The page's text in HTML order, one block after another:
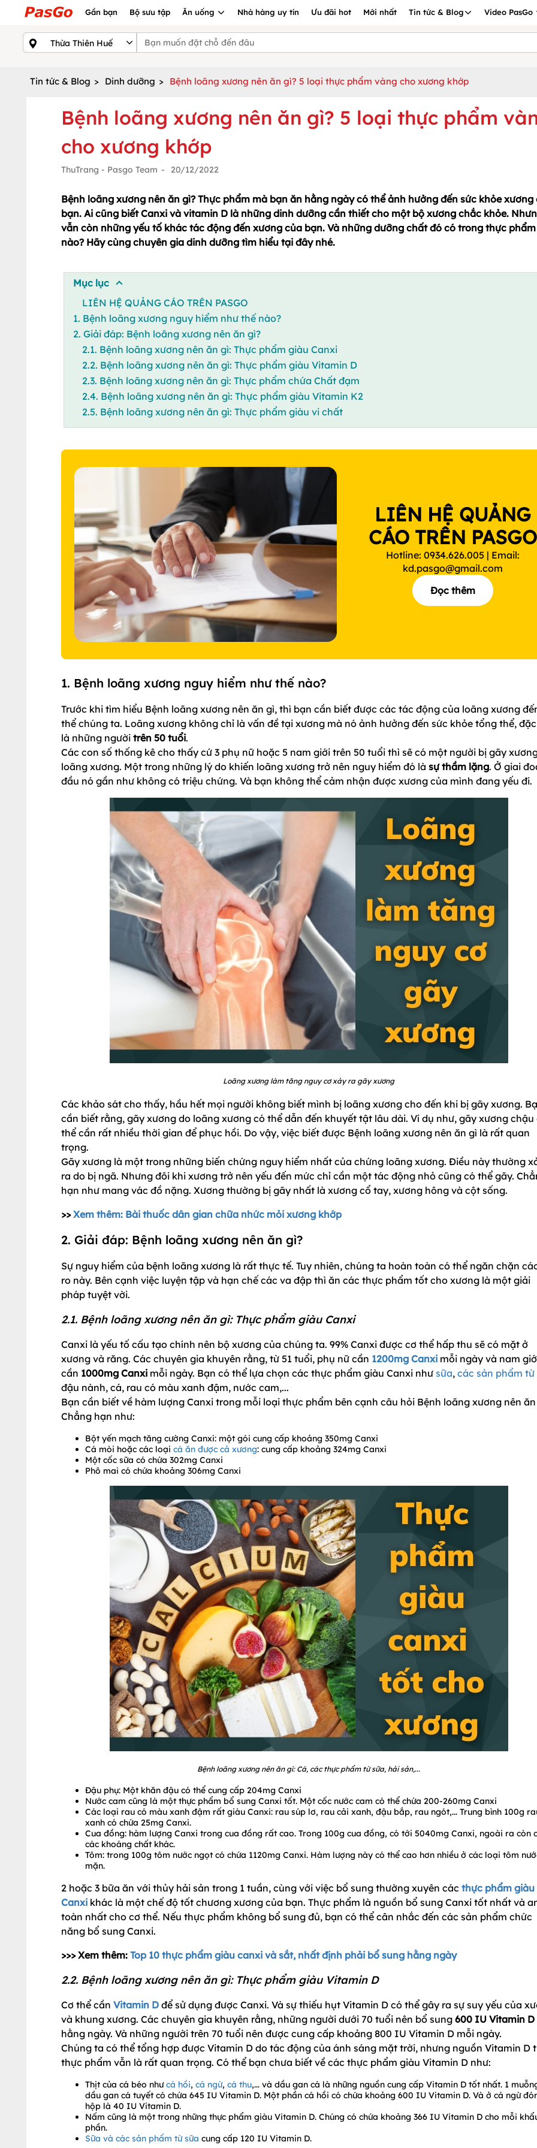
Gần bạn Bộ sưu tập Ăn uống Nhà hàng uy tín Ưu đãi hot Mới nhất Tin tức & Blog Video PasGo
Tin tức & Blog > Dinh dưỡng > Bệnh loãng xương nên ăn gì? 5 loại thực phẩm vàng cho xương khớp
Bệnh loãng xương nên ăn gì? 5 loại thực phẩm
cho xương khớp
ThuTrang - Pasgo Team - 20/12/2022
Bệnh loãng xương nên ăn gì? Thực phẩm mà bạn ăn hằng ngày có thể ảnh hưởng đến sức khỏe xương
bạn. Ai cũng biết Canxi và vitamin D là những dinh dưỡng cần thiết cho một bộ xương chắc khỏe.
vẫn còn những yếu tố khác tác động đến xương của bạn. Và những dưỡng chất đó có trong thực phẩm
nào? Hãy cùng chuyên gia dinh dưỡng tìm hiểu tại đây nhé.
Mục lục
LIÊN HỆ QUẢNG CÁO TRÊN PASGO
1. Bệnh loãng xương nguy hiểm như thế nào?
2. Giải đáp: Bệnh loãng xương nên ăn gì?
2.1. Bệnh loãng xương nên ăn gì: Thực phẩm giàu Canxi
2.2. Bệnh loãng xương nên ăn gì: Thực phẩm giàu Vitamin D
2.3. Bệnh loãng xương nên ăn gì: Thực phẩm chứa Chất đạm
2.4. Bệnh loãng xương nên ăn gì: Thực phẩm giàu Vitamin K2
2.5. Bệnh loãng xương nên ăn gì: Thực phẩm giàu vi chất
LIÊN HỆ QUẢNG
CÁO TRÊN PASGO
Hotline: 0934.626.005 | Email:
kd.pasgo@gmail.com
Đọc thêm
1. Bệnh loãng xương nguy hiểm như thế nào?
Trước khi tìm hiểu Bệnh loãng xương nên ăn gì, thì bạn cần biết được các tác động của loãng xương
thể chúng ta. Loãng xương không chỉ là vấn đề tại xương mà nó ảnh hưởng đến sức khỏe tổng thể,
là những người trên 50 tuổi.
Các con số thống kê cho thấy cứ 3 phụ nữ hoặc 5 nam giới trên 50 tuổi thì sẽ có một người bị gãy
loãng xương. Một trong những lý do khiến loãng xương trở nên nguy hiểm đó là sự thầm lặng. Ở giai
đầu nó gần như không có triệu chứng. Và bạn không thể cảm nhận được xương của mình đang yếu đi.
Loãng xương làm tăng nguy cơ xảy ra gãy xương
Các khảo sát cho thấy, hầu hết mọi người không biết mình bị loãng xương cho đến khi bị gãy xương.
cần biết rằng, gãy xương do loãng xương có thể dẫn đến khuyết tật lâu dài. Ví dụ như, gãy xương chậu
thể cần rất nhiều thời gian để phục hồi. Do vậy, việc biết được Bệnh loãng xương nên ăn gì là rất quan
trọng.
Gãy xương là một trong những biến chứng nguy hiểm nhất của chứng loãng xương. Điều này thường
ra do bị ngã. Nhưng đôi khi xương trở nên yếu đến mức chỉ cần một tác động nhỏ cũng có thể gãy.
hạn như mang vác đồ nặng. Xương thường bị gãy nhất là xương cổ tay, xương hông và cột sống.
>>Xem thêm: Bài thuốc dân gian chữa nhức mỏi xương khớp
2. Giải đáp: Bệnh loãng xương nên ăn gì?
Sự nguy hiểm của bệnh loãng xương là rất thực tế. Tuy nhiên, chúng ta hoàn toàn có thể ngăn chặn
ro này. Bên cạnh việc luyện tập và hạn chế các va đập thì ăn các thực phẩm tốt cho xương là một giải
pháp tuyệt vời.
2.1. Bệnh loãng xương nên ăn gì: Thực phẩm giàu Canxi
Canxi là yếu tố cấu tạo chính nên bộ xương của chúng ta. 99% Canxi được cơ thể hấp thu sẽ có mặt ở
xương và răng. Các chuyên gia khuyên rằng, từ 51 tuổi, phụ nữ cần 1200mg Canxi mỗi ngày và nam
cần 1000mg Canxi mỗi ngày. Bạn có thể lựa chọn các thực phẩm giàu Canxi như sữa, các sản phẩm từ
đậu nành, cá, rau có màu xanh đậm, nước cam,...
Bạn cần biết về hàm lượng Canxi trong mỗi loại thực phẩm bên cạnh câu hỏi Bệnh loãng xương nên ăn
Chẳng hạn như:
Bột yến mạch tăng cường Canxi: một gói cung cấp khoảng 350mg Canxi
Cá mòi hoặc các loại cá ăn được cả xương: cung cấp khoảng 324mg Canxi
Một cốc sữa có chứa 302mg Canxi
Phô mai có chứa khoảng 306mg Canxi
Bệnh loãng xương nên ăn gì: Cá, các thực phẩm từ sữa, hải sản,...
Đậu phụ: Một khăn đậu có thể cung cấp 204mg Canxi
Nước cam cũng là một thực phẩm bổ sung Canxi tốt. Một cốc nước cam có thể chứa 200-260mg Canxi
Các loại rau có màu xanh đậm rất giàu Canxi: rau súp lơ, rau cải xanh, đậu bắp, rau ngót,... Trung bình 100g
xanh có chứa 25mg Canxi.
Cua đồng: hàm lượng Canxi trong cua đồng rất cao. Trong 100g cua đồng, có tới 5040mg Canxi, ngoài ra còn
các khoáng chất khác.
Tôm: trong 100g tôm nước ngọt có chứa 1120mg Canxi. Hàm lượng này có thể cao hơn nhiều ở các loại tôm
mặn.
2 hoặc 3 bữa ăn với thủy hải sản trong 1 tuần, cùng với việc bổ sung thường xuyên các thực phẩm giàu
Canxi khác là một chế độ tốt chương xương của bạn. Thực phẩm là nguồn bổ sung Canxi tốt nhất và
toàn nhất cho cơ thể. Nếu thực phẩm không bổ sung đủ, bạn có thể cân nhắc đến các sản phẩm chức
năng bổ sung Canxi.
>>> Xem thêm: Top 10 thực phẩm giàu canxi và sắt, nhất định phải bổ sung hằng ngày
2.2. Bệnh loãng xương nên ăn gì: Thực phẩm giàu Vitamin D
Cơ thể cần Vitamin D để sử dụng được Canxi. Và sự thiếu hụt Vitamin D có thể gây ra sự suy yếu của
và khung xương. Các chuyên gia khuyên rằng, những người dưới 70 tuổi nên bổ sung 600 IU Vitamin D
hằng ngày. Và những người trên 70 tuổi nên được cung cấp khoảng 800 IU Vitamin D mỗi ngày.
Chúng ta có thể tổng hợp được Vitamin D do tác động của ánh sáng mặt trời, nhưng nguồn Vitamin D
thực phẩm vẫn là rất quan trọng. Có thể bạn chưa biết về các thực phẩm giàu Vitamin D như:
Thịt của cá béo nhưcá hồi, cá ngừ, cá thu,... và dầu gan cá là những nguồn cung cấp Vitamin D tốt nhất. 1
dầu gan cá tuyết có chứa 645 IU Vitamin D. Một phần cá hồi có chứa khoảng 600 IU Vitamin D. Và ở cá ngừ
hộp là 40 IU Vitamin D.
Nấm cũng là một trong những thực phẩm giàu Vitamin D. Chúng có chứa khoảng 366 IU Vitamin D cho mỗi
phần.
Sữa và các sản phẩm từ sữa cung cấp 120 IU Vitamin D.